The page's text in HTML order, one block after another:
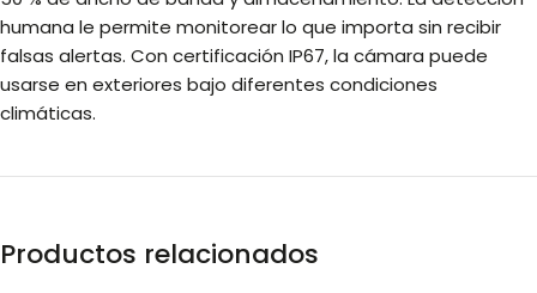
humana le permite monitorear lo que importa sin recibir
falsas alertas. Con certificación IP67, la cámara puede
usarse en exteriores bajo diferentes condiciones
climáticas.
Productos relacionados